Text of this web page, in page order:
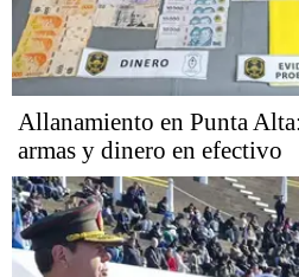
Allanamiento en Punta
armas y dinero en efectivo